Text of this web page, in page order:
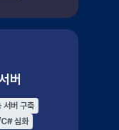
버
서버 구축
심화